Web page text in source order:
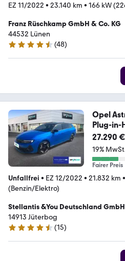
EZ 11/2022 • 23.140 km • 166 kW
Franz Rüschkamp GmbH & Co. KG
44532 Lünen
4.6 Sterne
(48)
Opel
Plug-in-
27.290 €
19%
Fairer Preis
Unfallfrei • EZ 12/2022 • 21.832 km •
(Benzin/Elektro)
Stellantis &You Deutschland GmbH
Gebrauchtwagenzentrum Jüterbog
14913 Jüterbog
4.7 Sterne
(15)